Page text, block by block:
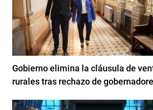
Gobierno elimina la cláusula de
rurales tras rechazo de